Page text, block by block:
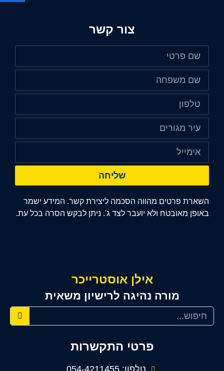
פרטי התקשרות
אילן אוסטרייכר
מורה נהיגה לרישיון משאית
צור קשר
שליחה
השארת פרטים מהווה הסכמה ליצירת קשר. המידע ישמר
באופן מאובטח ולא יועבר לצד ג'. ניתן לבקש הסרה בכל עת.